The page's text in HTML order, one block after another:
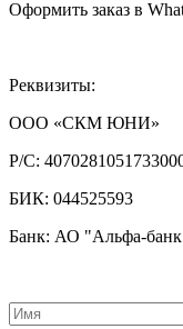
Оформить заказ в
Реквизиты:
ООО «СКМ ЮНИ»
Р/С:
БИК: 044525593
Банк: АО "Альфа-